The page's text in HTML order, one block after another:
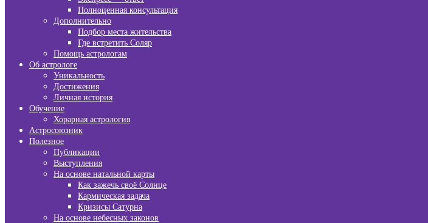
Полноценная консультация
Дополнительно
Подбор места жительства
Где встретить Соляр
Помощь астрологам
Об астрологе
Уникальность
Достижения
Личная история
Обучение
Хорарная астрология
Астросоюзник
Полезное
Публикации
Выступления
На основе натальной карты
Как зажечь своё Солнце
Кармическая задача
Кризисы Сатурна
На основе небесных законов